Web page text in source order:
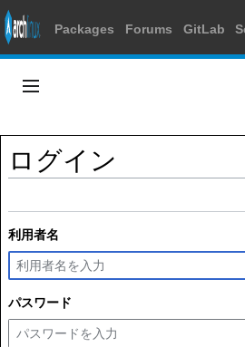
Packages Forums GitLab
ス
プ
メインメニュー
ログイン
利用者名
パスワード